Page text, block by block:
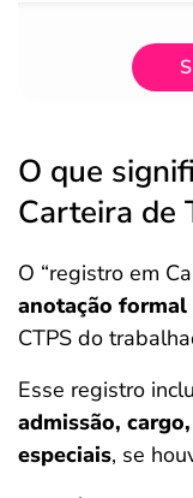
O que
Carteira de
O “registro em
anotação
CTPS do
Esse registro
admissão,
especiais, se